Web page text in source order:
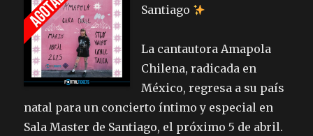
Santiago
La cantautora Amapola
Chilena, radicada en
México, regresa a su país
natal para un concierto íntimo y especial en
Sala Master de Santiago, el próximo 5 de abril.